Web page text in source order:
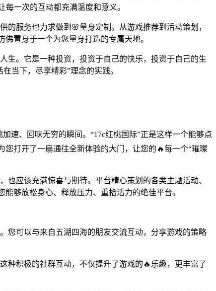
一次的互动都充满温度和意义。
的服务也力求做到🌸量身定制。从游戏推荐到活动策划，
置身于一个为您量身打造的专属天地。
生。它是一种投资，投资于自己的快乐，投资于自己的生
当下，尽享精彩”理念的实践。
速、回味无穷的瞬间。“17c红桃国际”正是这样一个能够点
打开了一扇通往全新体验的大门，让您的🔥每一个“璀璨
应该充满惊喜与期待。平台精心策划的各类主题活动、
够放松身心、释放压力、重拾活力的绝佳平台。
您可以与来自五湖四海的朋友交流互动，分享游戏的策略
种积极的社群互动，不仅提升了游戏的🔥乐趣，更丰富了